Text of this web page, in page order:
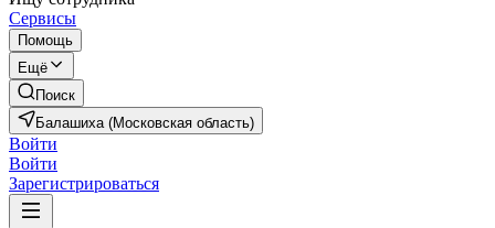
Сервисы
Помощь
Ещё
Поиск
Балашиха (Московская область)
Войти
Войти
Зарегистрироваться